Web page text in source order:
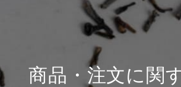
商品・注文に関